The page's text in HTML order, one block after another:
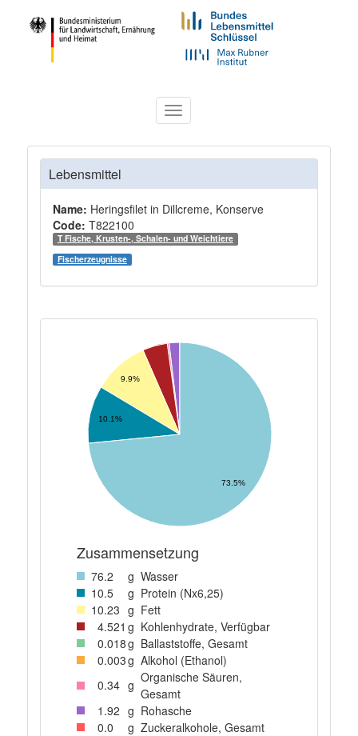
Toggle
navigation
Lebensmittel
Name: Heringsfilet in Dillcreme, Konserve
Code: T822100
T Fische, Krusten-, Schalen- und Weichtiere
Fischerzeugnisse
9.9%
10.1%
73.5%
Zusammensetzung
76.2 g Wasser
10.5 g Protein (Nx6,25)
10.23 g Fett
4.521 g Kohlenhydrate, Verfügbar
0.018g Ballaststoffe, Gesamt
0.003g Alkohol (Ethanol)
0.34 g Organische Säuren,
Gesamt
1 .92 g Rohasche
0.0 g Zuckeralkohole, Gesamt